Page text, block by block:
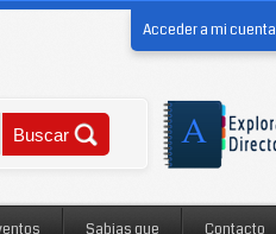
Acceder a mi cuenta
Sabias que Contacto